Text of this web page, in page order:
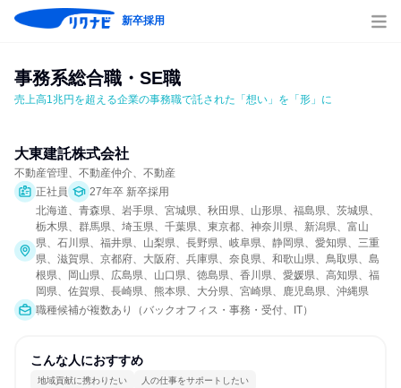
新卒採用
事務系総合職・SE職
売上高1兆円を超える企業の事務職で託された「想い」を「形」に
大東建託株式会社
不動産管理、不動産仲介、不動産
正社員
27年卒 新卒採用
北海道、青森県、岩手県、宮城県、秋田県、山形県、福島県、茨城県、
栃木県、群馬県、埼玉県、千葉県、東京都、神奈川県、新潟県、富山
県、石川県、福井県、山梨県、長野県、岐阜県、静岡県、愛知県、三重
県、滋賀県、京都府、大阪府、兵庫県、奈良県、和歌山県、鳥取県、島
根県、岡山県、広島県、山口県、徳島県、香川県、愛媛県、高知県、福
岡県、佐賀県、長崎県、熊本県、大分県、宮崎県、鹿児島県、沖縄県
職種候補が複数あり（バックオフィス・事務・受付、IT）
こんな人におすすめ
地域貢献に携わりたい 人の仕事をサポートしたい